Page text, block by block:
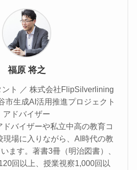
福原 将之
ト ／ 株式会社FlipSilverlining
市生成AI活用推進プロジェクト
アドバイザー
ドバイザーや私立中高の教育コ
現場に入りながら、AI時代の教
ます。著書3冊（明治図書）、
回以上、授業視察1,000回以